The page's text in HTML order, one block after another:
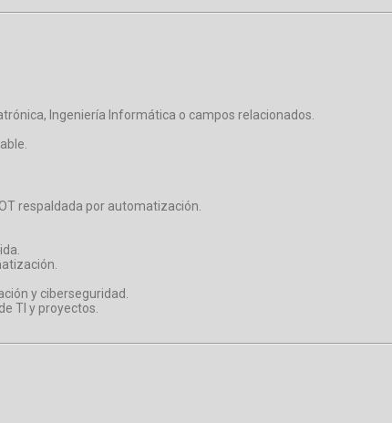
Ingeniería Informática o campos relacionados.
respaldada por automatización.
y ciberseguridad.
TI y proyectos.